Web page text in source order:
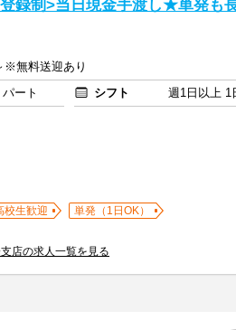
登録制>当日現金手渡し★単発も
※無料送迎あり
ート シフト
週1日以上 1
校生歓迎
単発（1日OK）
店の求人一覧を見る